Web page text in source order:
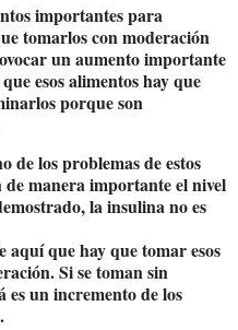
importantes para
tomarlos con moderación
un aumento importante
esos alimentos hay que
porque son
de los problemas de estos
de manera importante el nivel
la insulina no es
que hay que tomar esos
Si se toman sin
un incremento de los